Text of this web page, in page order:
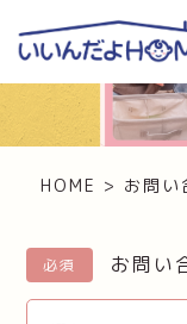
HOME > お問い
必須 お問い